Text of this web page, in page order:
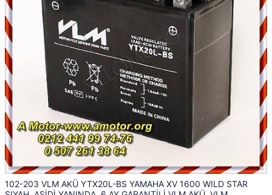
102-203 VLM AKÜ YTX20L-BS YAMAHA XV 1600 WILD STAR